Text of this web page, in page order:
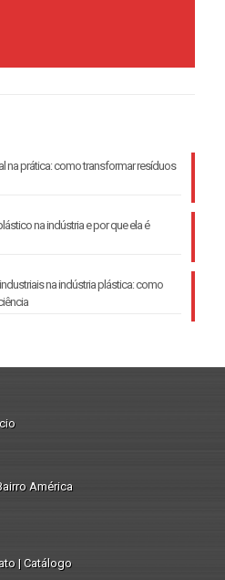
na prática: como transformar resíduos
na indústria e por que ela é
na indústria plástica: como
América
| Catálogo